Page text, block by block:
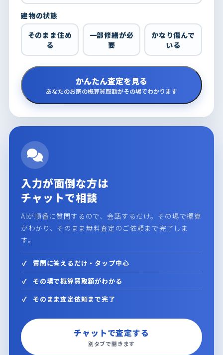
建物の状態
そのまま住め
る
一部修繕が必
要
かなり傷んで
いる
かんたん査定を見る
あなたのお家の概算買取額がその場でわかります
入力が面倒な方は
チャットで相談
AIが順番に質問するので、会話するだけ。その場で概算
がわかり、そのまま無料査定のご依頼まで完了しま
す。
質問に答えるだけ・タップ中心
その場で概算買取額がわかる
そのまま査定依頼まで完了
チャットで査定する
別タブで開きます